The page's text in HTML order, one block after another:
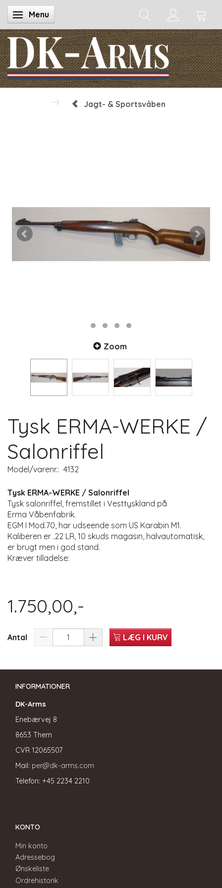
Skifte navigation
Menu
Jagt- & Sportsvåben
Zoom
Tysk ERMA-WERKE /
Salonriffel
Model/varenr.: 4132
Tysk ERMA-WERKE / Salonriffel
Tysk salonriffel, fremstillet i Vesttyskland på
Erma Våbenfabrik.
EGM I Mod.70, har udseende som US Karabin M1.
Kaliberen er .22 LR, 10 skuds magasin, halvautomatisk,
er brugt men i god stand.
Kræver tilladelse:
1.750,00,-
Antal LÆG I KURV
INFORMATIONER
DK-Arms
Enebærvej 8
8653 Them
CVR 12065507
Mail: per@dk-arms.com
Telefon: +45 2234 2210
KONTO
Min konto
Adressebog
Ønskeliste
Ordrehistorik